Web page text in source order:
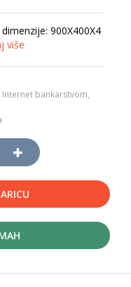
900X400X4
više
bankarstvom,